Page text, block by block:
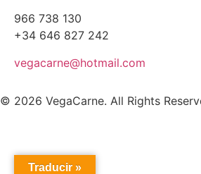
966 738 130
+34 646 827 242
vegacarne@hotmail.com
© 2026 VegaCarne. All Rights
Traducir »